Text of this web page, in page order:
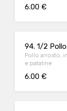
6.00 €
94. 1/2
Pollo arrosto,
e patatine
6.00 €